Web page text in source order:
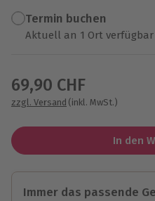
Termin buchen
Aktuell an 1 Ort verfügbar
69,90 CHF
zzgl. Versand (inkl. MwSt.)
In den
Immer das passende